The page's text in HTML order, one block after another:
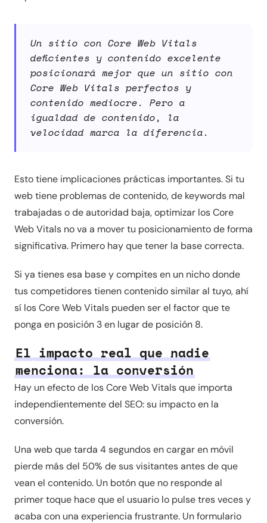
Un sitio con Core Web Vitals
deficientes y contenido excelente
posicionará mejor que un sitio con
Core Web Vitals perfectos y
contenido mediocre. Pero a
igualdad de contenido, la
velocidad marca la diferencia.
Esto tiene implicaciones prácticas importantes. Si tu
web tiene problemas de contenido, de keywords mal
trabajadas o de autoridad baja, optimizar los Core
Web Vitals no va a mover tu posicionamiento de forma
significativa. Primero hay que tener la base correcta.
Si ya tienes esa base y compites en un nicho donde
tus competidores tienen contenido similar al tuyo, ahí
sí los Core Web Vitals pueden ser el factor que te
ponga en posición 3 en lugar de posición 8.
El impacto real que nadie
menciona: la conversión
Hay un efecto de los Core Web Vitals que importa
independientemente del SEO: su impacto en la
conversión.
Una web que tarda 4 segundos en cargar en móvil
pierde más del 50% de sus visitantes antes de que
vean el contenido. Un botón que no responde al
primer toque hace que el usuario lo pulse tres veces y
acaba con una experiencia frustrante. Un formulario